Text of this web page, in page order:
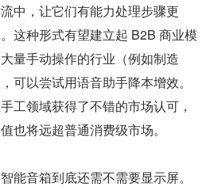
中，让它们有能力处理步骤更
这种形式有望建立起 B2B 商业模
量手动操作的行业（例如制造
可以尝试用语音助手降本增效。
工领域获得了不错的市场认可，
也将远超普通消费级市场。
能音箱到底还需不需要显示屏。